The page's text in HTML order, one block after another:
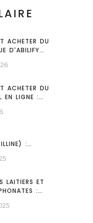
ACHETER DU
D'ABILIFY
ACHETER DU
EN LIGNE :
:
LAITIERS ET
: